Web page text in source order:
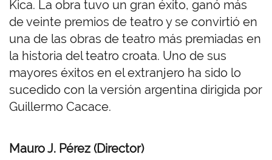
Kica. La obra tuvo un gran éxito, ganó más
de veinte premios de teatro y se convirtió en
una de las obras de teatro más premiadas en
la historia del teatro croata. Uno de sus
mayores éxitos en el extranjero ha sido lo
sucedido con la versión argentina dirigida por
Guillermo Cacace.
Mauro J. Pérez (Director)